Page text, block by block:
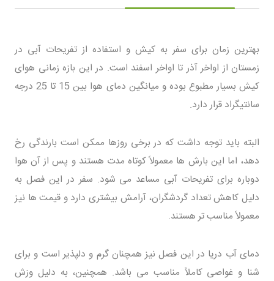
بهترین زمان برای سفر به کیش و استفاده از تفریحات آبی در
زمستان از اواخر آذر تا اواخر اسفند است. در این بازه زمانی هوای
کیش بسیار مطبوع بوده و میانگین دمای هوا بین 15 تا 25 درجه
سانتیگراد قرار دارد.
البته باید توجه داشت که در برخی روزها ممکن است بارندگی رخ
دهد، اما این بارش ها معمولاً کوتاه مدت هستند و پس از آن هوا
دوباره برای تفریحات آبی مساعد می شود. سفر در این فصل به
دلیل کاهش تعداد گردشگران، آرامش بیشتری دارد و قیمت ها نیز
معمولاً مناسب تر هستند.
دمای آب دریا در این فصل نیز همچنان گرم و دلپذیر است و برای
شنا و غواصی کاملاً مناسب می باشد. همچنین، به دلیل وزش